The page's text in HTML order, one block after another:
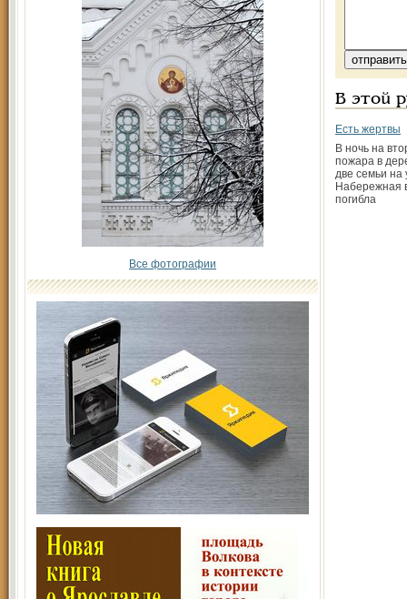
Все фотографии
В этой
Есть жертвы
В ночь на
пожара в
две семьи на
Набережная
погибла